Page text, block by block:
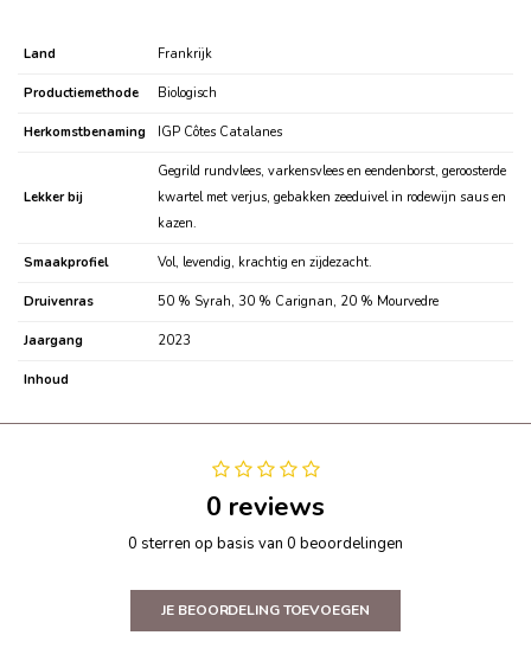
Land Frankrijk
Productiemethode Biologisch
Herkomstbenaming IGP Côtes Catalanes
Lekker bij
Gegrild rundvlees, varkensvlees en eendenborst, geroosterde
kwartel met verjus, gebakken zeeduivel in rodewijn saus en
kazen.
Smaakprofiel Vol, levendig, krachtig en zijdezacht.
Druivenras 50 % Syrah, 30 % Carignan, 20 % Mourvedre
Jaargang 2023
Inhoud
0 reviews
0 sterren op basis van 0 beoordelingen
JE BEOORDELING TOEVOEGEN